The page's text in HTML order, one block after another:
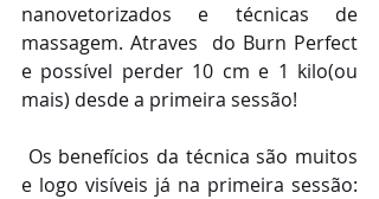
nanovetorizados e técnicas de
massagem. Atraves  do Burn Perfect
e possível perder 10 cm e 1 kilo(ou
mais) desde a primeira sessão!
e logo visíveis já na primeira sessão: